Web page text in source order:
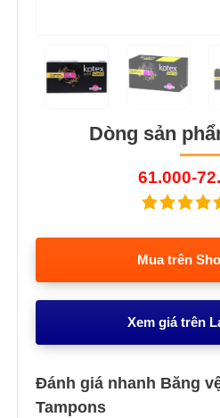
Dòng sản
61.000-
Mua trên
Xem giá trên
Đánh giá nhanh Băng
Tampons